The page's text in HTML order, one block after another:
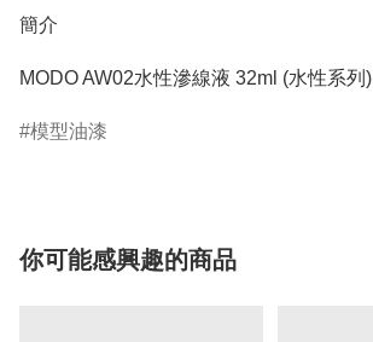
簡介
MODO AW02水性滲線液 32ml (水性系列)
模型油漆
你可能感興趣的商品